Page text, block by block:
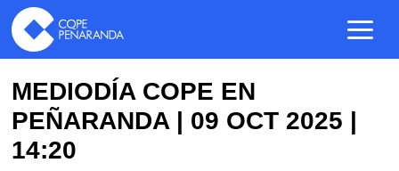
MEDIODÍA COPE EN
PEÑARANDA | 09 OCT 2025 |
14:20